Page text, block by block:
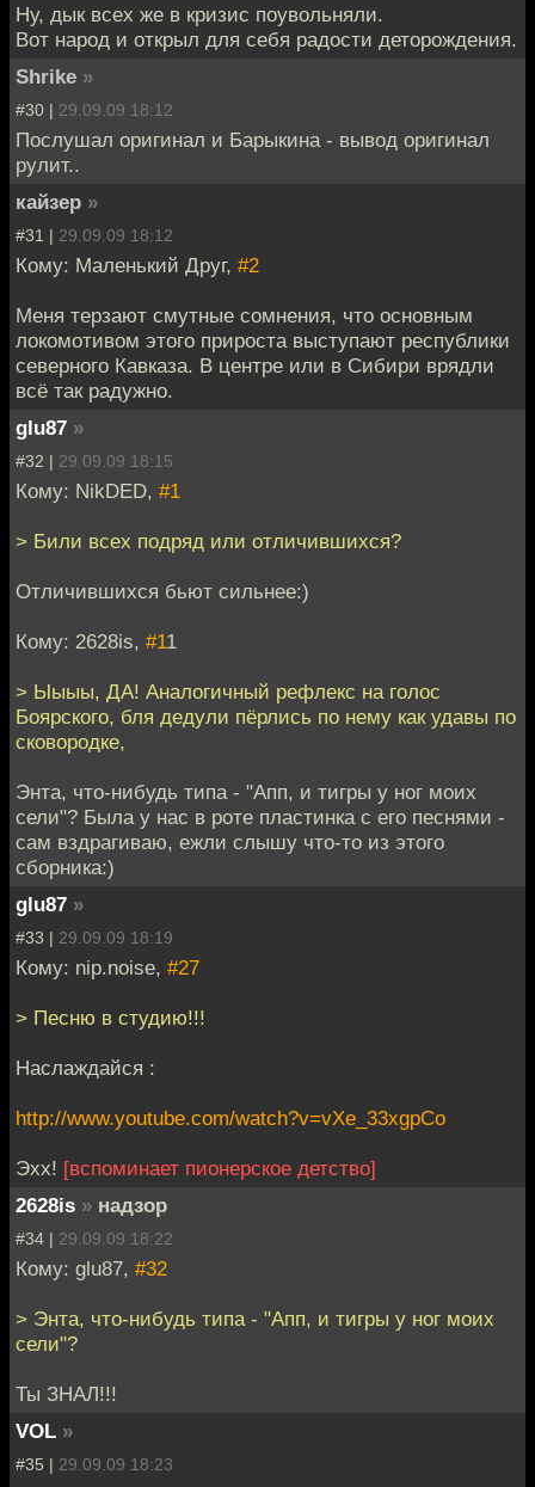
Ну, дык всех же в кризис поувольняли.
Вот народ и открыл для себя радости деторождения.
Shrike »
#30 | 29.09.09 18:12
Послушал оригинал и Барыкина - вывод оригинал
рулит..
кайзер »
#31 | 29.09.09 18:12
Кому: Маленький Друг, #2
Меня терзают смутные сомнения, что основным
локомотивом этого прироста выступают республики
северного Кавказа. В центре или в Сибири врядли
всё так радужно.
glu87 »
#32 | 29.09.09 18:15
Кому: NikDED, #1
> Били всех подряд или отличившихся?
Отличившихся бьют сильнее:)
Кому: 2628is, #11
> Ыыыы, ДА! Аналогичный рефлекс на голос
Боярского, бля дедули пёрлись по нему как удавы по
сковородке,
Энта, что-нибудь типа - "Апп, и тигры у ног моих
сели"? Была у нас в роте пластинка с его песнями -
сам вздрагиваю, ежли слышу что-то из этого
сборника:)
glu87 »
#33 | 29.09.09 18:19
Кому: nip.noise, #27
> Песню в студию!!!
Наслаждайся :
http://www.youtube.com/watch?v=vXe_33xgpCo
Эхх! [вспоминает пионерское детство]
2628is » надзор
#34 | 29.09.09 18:22
Кому: glu87, #32
> Энта, что-нибудь типа - "Апп, и тигры у ног моих
сели"?
Ты ЗНАЛ!!!
VOL »
#35 | 29.09.09 18:23